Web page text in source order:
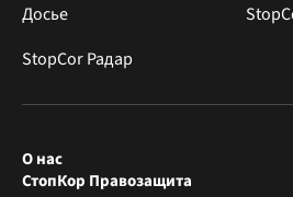
Досье
StopCor Радар
О нас
СтопКор Правозащита